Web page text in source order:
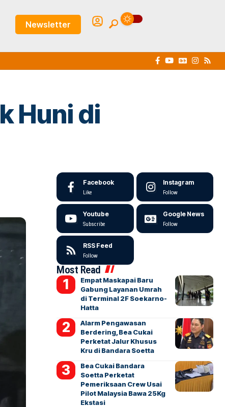
Newsletter
Huni di
Facebook
Like
Instagram
Follow
Youtube
Subscribe
Google News
Follow
RSS Feed
Follow
Most Read
Empat Maskapai Baru
Gabung Layanan Umrah
di Terminal 2F Soekarno-
Hatta
Alarm Pengawasan
Berdering, Bea Cukai
Perketat Jalur Khusus
Kru di Bandara Soetta
Bea Cukai Bandara
Soetta Perketat
Pemeriksaan Crew Usai
Pilot Malaysia Bawa 25Kg
Ekstasi